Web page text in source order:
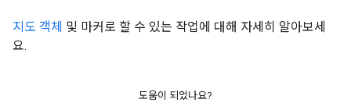
지도 객체 및 마커로 할 수 있는 작업에 대해 자세히 알아보세
요.
도움이 되었나요?